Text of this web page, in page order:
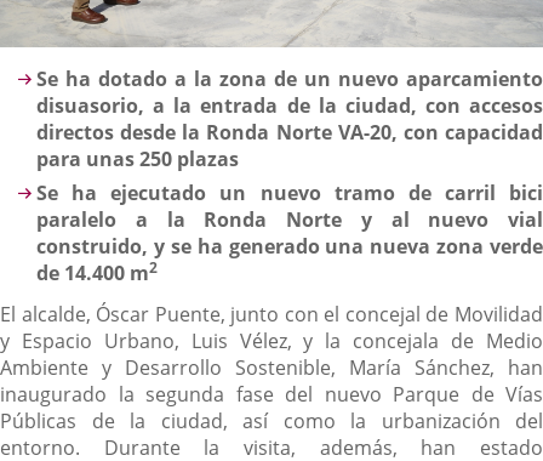
Descripción
Se ha dotado a la zona de un nuevo aparcamiento
disuasorio, a la entrada de la ciudad, con accesos
directos desde la Ronda Norte VA-20, con capacidad
para unas 250 plazas
Se ha ejecutado un nuevo tramo de carril bici
paralelo a la Ronda Norte y al nuevo vial
construido, y se ha generado una nueva zona verde
de 14.400 m2
El alcalde, Óscar Puente, junto con el concejal de Movilidad
y Espacio Urbano, Luis Vélez, y la concejala de Medio
Ambiente y Desarrollo Sostenible, María Sánchez, han
inaugurado la segunda fase del nuevo Parque de Vías
Públicas de la ciudad, así como la urbanización del
entorno. Durante la visita, además, han estado